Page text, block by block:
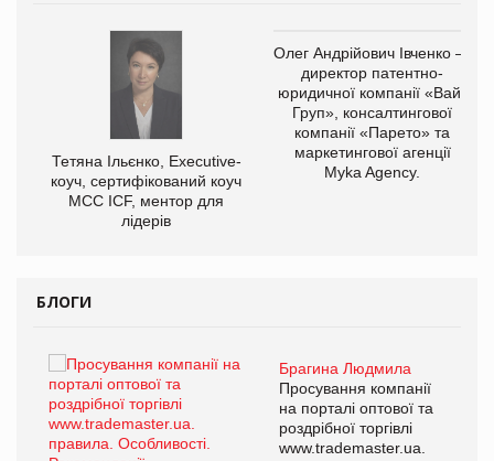
Тетяна Ільєнко, Executive-
коуч, сертифікований коуч
МСС ICF, ментор для
лідерів
Олег Андрійович Івченко —
директор патентно-
юридичної компанії «Вайз
Груп», консалтингової
компанії «Парето» та
маркетингової агенції
Myka Agency.
БЛОГИ
Брагина Людмила
Просування компанії
на порталі оптової та
роздрібної торгівлі
www.trademaster.ua.